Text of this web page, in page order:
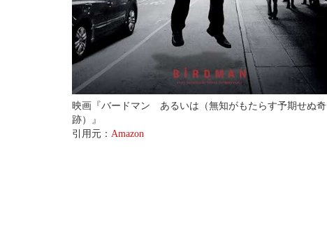
映画『バードマン あるいは（無知がもたらす予期せぬ奇
跡）』
引用元： Amazon